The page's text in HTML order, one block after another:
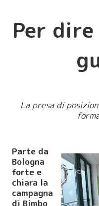
Per dire
La presa di
Parte da
Bologna
forte e
chiara la
campagna
di Bimbo